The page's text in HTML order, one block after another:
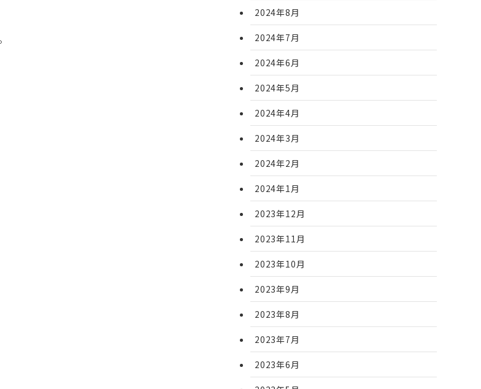
2024年8月
2024年7月
2024年6月
2024年5月
2024年4月
2024年3月
2024年2月
2024年1月
2023年12月
2023年11月
2023年10月
2023年9月
2023年8月
2023年7月
2023年6月